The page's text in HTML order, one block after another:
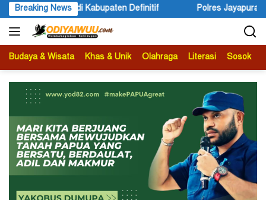
Langsung
ke
konten
Breaking News
Definitif Polres Jayapura Lakukan Penyelidikan Pasca
Budaya & Wisata Khas & Unik Olahraga Literasi Sosok